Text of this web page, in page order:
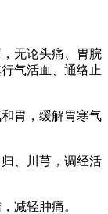
无论头痛、胃脘
气活血、通络止
胃，缓解胃寒气
、川芎，调经活
减轻肿痛。